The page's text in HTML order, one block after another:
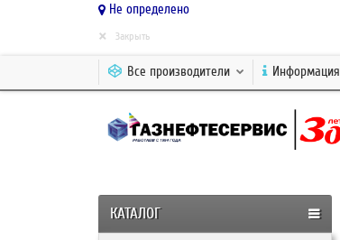
Не определено
× Закрыть
Все производители Информация
КАТАЛОГ